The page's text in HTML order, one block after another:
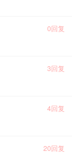
0回复
3回复
4回复
20回复